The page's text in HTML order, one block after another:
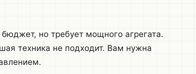
но требует мощного агрегата.
техника не подходит. Вам нужна